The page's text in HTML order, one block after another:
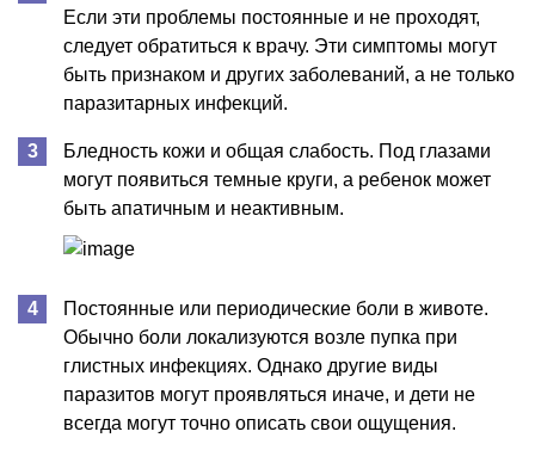
Если эти проблемы постоянные и не проходят,
следует обратиться к врачу. Эти симптомы могут
быть признаком и других заболеваний, а не только
паразитарных инфекций.
Бледность кожи и общая слабость. Под глазами
могут появиться темные круги, а ребенок может
быть апатичным и неактивным.
Постоянные или периодические боли в животе.
Обычно боли локализуются возле пупка при
глистных инфекциях. Однако другие виды
паразитов могут проявляться иначе, и дети не
всегда могут точно описать свои ощущения.